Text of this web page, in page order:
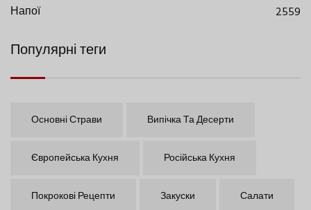
Напої
2559
Популярні теги
Основні Страви Випічка Та Десерти
Європейська Кухня Російська Кухня
Покрокові Рецепти Закуски Салати